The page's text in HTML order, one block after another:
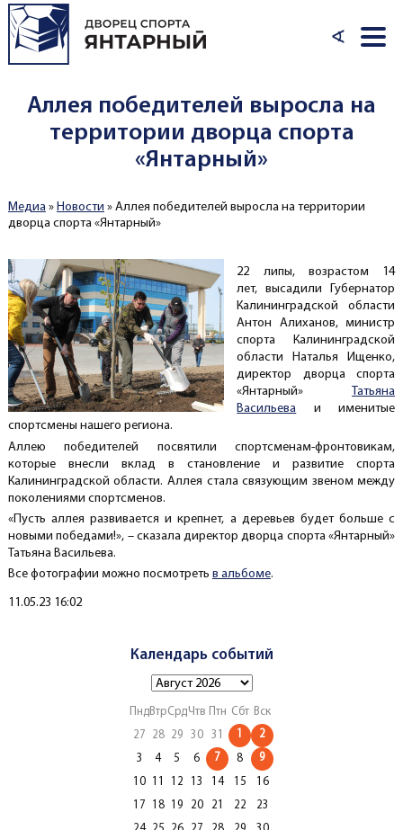
Перейти к основному содержанию
∢
Аллея победителей выросла на
территории дворца спорта
«Янтарный»
Вы здесь
Медиа» Новости » Аллея победителей выросла на территории
дворца спорта «Янтарный»
22 липы, возрастом 14
лет, высадили Губернатор
Калининградской области
Антон Алиханов, министр
спорта Калининградской
области Наталья Ищенко,
директор дворца спорта
«Янтарный»
Татьяна
Васильева и именитые
спортсмены нашего региона.
Аллею победителей посвятили спортсменам-фронтовикам,
которые внесли вклад в становление и развитие спорта
Калининградской области. Аллея стала связующим звеном между
поколениями спортсменов.
«Пусть аллея развивается и крепнет, а деревьев будет больше с
новыми победами!», – сказала директор дворца спорта «Янтарный»
Татьяна Васильева.
Все фотографии можно посмотреть в альбоме.
Создано
11.05.23 16:02
Календарь событий
ПндВтрСрдЧтв Птн Сбт Вск
27
28 29 30 31 1 2
3 4 5 6 7 8 9
10 12 13 14 15
16
17
18 19 20 21 22
23